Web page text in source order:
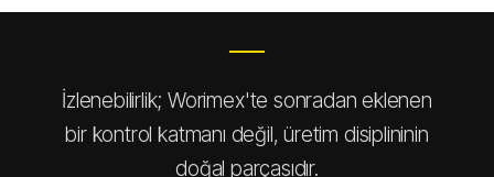
İzlenebilirlik; Worimex'te sonradan eklenen
bir kontrol katmanı değil, üretim disiplininin
doğal parçasıdır.